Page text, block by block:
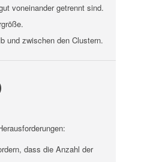
voneinander getrennt sind.
und zwischen den Clustern.
dass die Anzahl der